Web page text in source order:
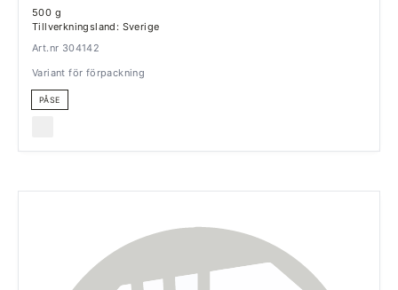
500 g
Tillverkningsland: Sverige
Art.nr 304142
Variant för förpackning
PÅSE